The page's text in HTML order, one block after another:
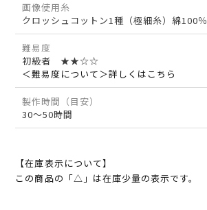
画像使用糸
クロッシュコットン1種（極細糸）綿100％
難易度
初級者 ★★☆☆
＜難易度について＞詳しくはこちら
製作時間（目安）
30～50時間
【在庫表示について】
この商品の「△」は在庫少量の表示です。